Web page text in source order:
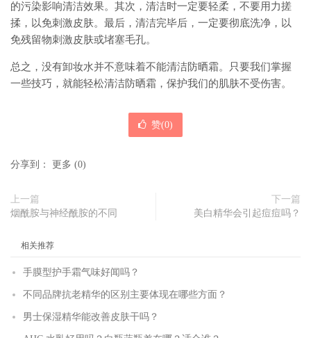
的污染影响清洁效果。其次，清洁时一定要轻柔，不要用力搓
揉，以免刺激皮肤。最后，清洁完毕后，一定要彻底洗净，以
免残留物刺激皮肤或堵塞毛孔。
总之，没有卸妆水并不意味着不能清洁防晒霜。只要我们掌握
一些技巧，就能轻松清洁防晒霜，保护我们的肌肤不受伤害。
赞(0)
分享到： 更多 (0)
上一篇
烟酰胺与神经酰胺的不同
下一篇
美白精华会引起痘痘吗？
相关推荐
手膜型护手霜气味好闻吗？
不同品牌抗老精华的区别主要体现在哪些方面？
男士保湿精华能改善皮肤干吗？